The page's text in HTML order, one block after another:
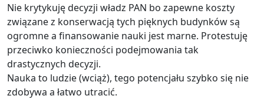
Nie krytykuję decyzji władz PAN bo zapewne koszty
związane z konserwacją tych pięknych budynków są
ogromne a finansowanie nauki jest marne. Protestuję
przeciwko konieczności podejmowania tak
drastycznych decyzji.
Nauka to ludzie (wciąż), tego potencjału szybko się nie
zdobywa a łatwo utracić.